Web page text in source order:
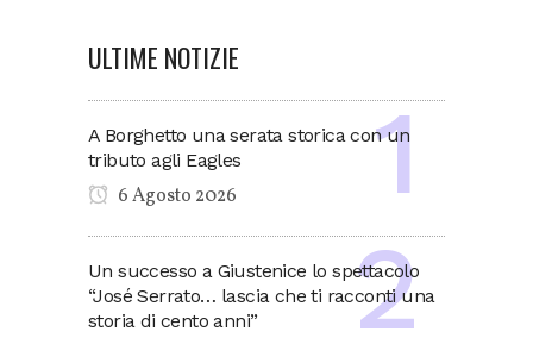
ULTIME NOTIZIE
A Borghetto una serata storica con un
tributo agli Eagles
6 Agosto 2026
Un successo a Giustenice lo spettacolo
“José Serrato… lascia che ti racconti una
storia di cento anni”